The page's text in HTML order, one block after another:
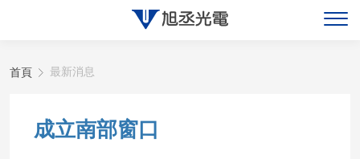
首頁 最新消息
成立南部窗口